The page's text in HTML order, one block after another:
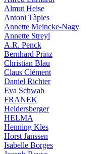
Almut Heise
Antoni Tàpies
Annette Meincke-Nagy
Annette Streyl
A.R. Penck
Bernhard Prinz
Christian Blau
Claus Clément
Daniel Richter
Eva Schwab
FRANEK
Heidersberger
HELMA
Henning Kles
Horst Janssen
Isabelle Borges